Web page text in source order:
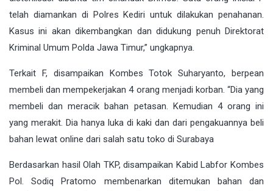
telah diamankan di Polres Kediri untuk dilakukan penahanan.
Kasus ini akan dikembangkan dan didukung penuh Direktorat
Kriminal Umum Polda Jawa Timur,” ungkapnya.
Terkait F, disampaikan Kombes Totok Suharyanto, berpean
membeli dan mempekerjakan 4 orang menjadi korban. “Dia yang
membeli dan meracik bahan petasan. Kemudian 4 orang ini
yang merakit. Dia hanya luka di kaki dan dari pengakuannya beli
bahan lewat online dari salah satu toko di Surabaya
Berdasarkan hasil Olah TKP, disampaikan Kabid Labfor Kombes
Pol. Sodiq Pratomo membenarkan ditemukan bahan dan